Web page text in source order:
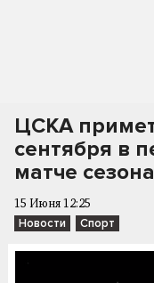
ЦСКА
сентября в
матче сезона
15 Июня 12:25
Новости Спорт